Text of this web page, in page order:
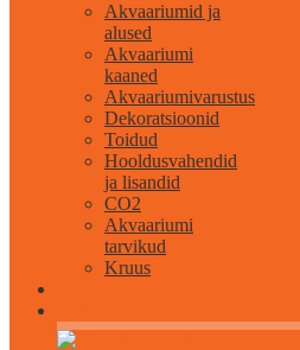
Akvaariumid ja
alused
Akvaariumi
kaaned
Akvaariumivarustus
Dekoratsioonid
Toidud
Hooldusvahendid
ja lisandid
CO2
Akvaariumi
tarvikud
Kruus